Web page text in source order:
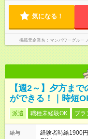
気になる！
掲載元企業名 マンパワーグルー
【週2～】夕方ま
ができる！｜時短
派遣 職種未経験OK ブラ
給与
経験者時給1900